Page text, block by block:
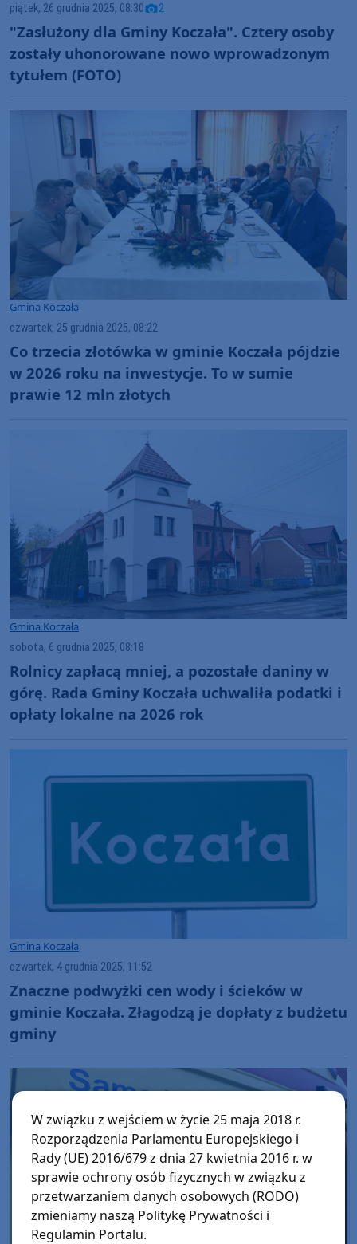
piątek, 26 grudnia 2025, 08:30 2
"Zasłużony dla Gminy Koczała". Cztery osoby
zostały uhonorowane nowo wprowadzonym
tytułem (FOTO)
Gmina Koczała
czwartek, 25 grudnia 2025, 08:22
Co trzecia złotówka w gminie Koczała pójdzie
w 2026 roku na inwestycje. To w sumie
prawie 12 mln złotych
Gmina Koczała
sobota, 6 grudnia 2025, 08:18
Rolnicy zapłacą mniej, a pozostałe daniny w
górę. Rada Gminy Koczała uchwaliła podatki i
opłaty lokalne na 2026 rok
Gmina Koczała
czwartek, 4 grudnia 2025, 11:52
Znaczne podwyżki cen wody i ścieków w
gminie Koczała. Złagodzą je dopłaty z budżetu
gminy
W związku z wejściem w życie 25 maja 2018 r.
Rozporządzenia Parlamentu Europejskiego i
Rady (UE) 2016/679 z dnia 27 kwietnia 2016 r. w
sprawie ochrony osób fizycznych w związku z
przetwarzaniem danych osobowych (RODO)
zmieniamy naszą Politykę Prywatności i
Regulamin Portalu.